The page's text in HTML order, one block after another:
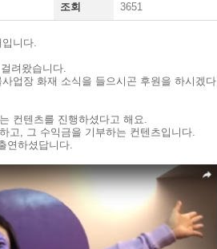
조회 3651
니다.
려왔습니다.
업장 화재 소식을 들으시곤 후원을 하시겠다
컨텐츠를 진행하셨다고 해요.
고, 그 수익금을 기부하는 컨텐츠입니다.
연하셨답니다.